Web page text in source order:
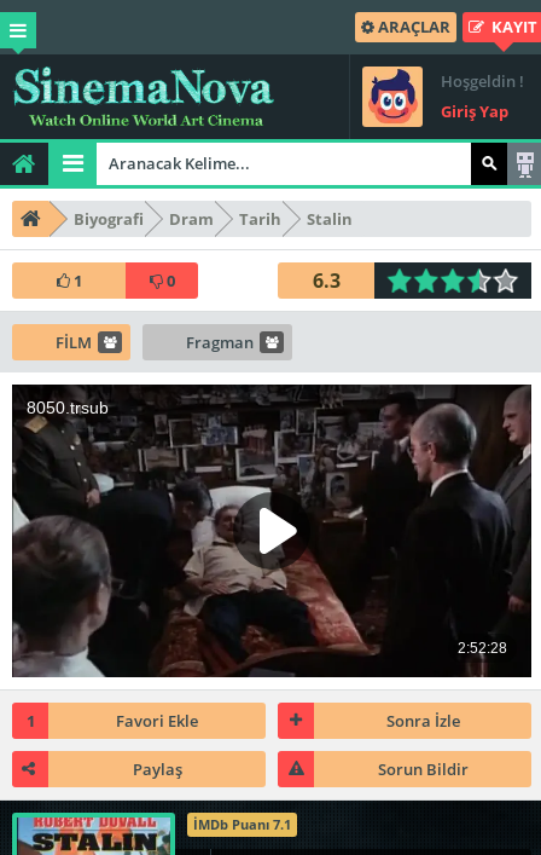
ARAÇLAR KAYIT
Hoşgeldin !
Giriş Yap
Biyografi Dram Tarih Stalin
1 0 6.3
FİLM Fragman
1 Favori Ekle Sonra İzle
Paylaş Sorun Bildir
İMDb Puanı 7.1